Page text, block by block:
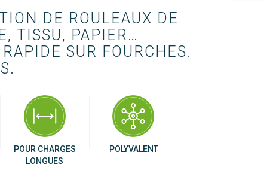
DE ROULEAUX DE
TISSU, PAPIER…
SUR FOURCHES.
POUR CHARGES
LONGUES
POLYVALENT